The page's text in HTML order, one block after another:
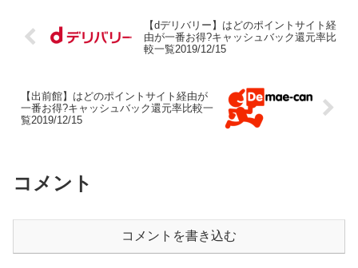
【dデリバリー】はどのポイントサイト経
由が一番お得?キャッシュバック還元率比
較一覧2019/12/15
【出前館】はどのポイントサイト経由が
一番お得?キャッシュバック還元率比較一
覧2019/12/15
コメント
コメントを書き込む